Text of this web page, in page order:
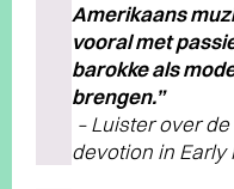
Amerikaans
vooral met
barokke als
brengen.”
– Luister over
devotion in Early